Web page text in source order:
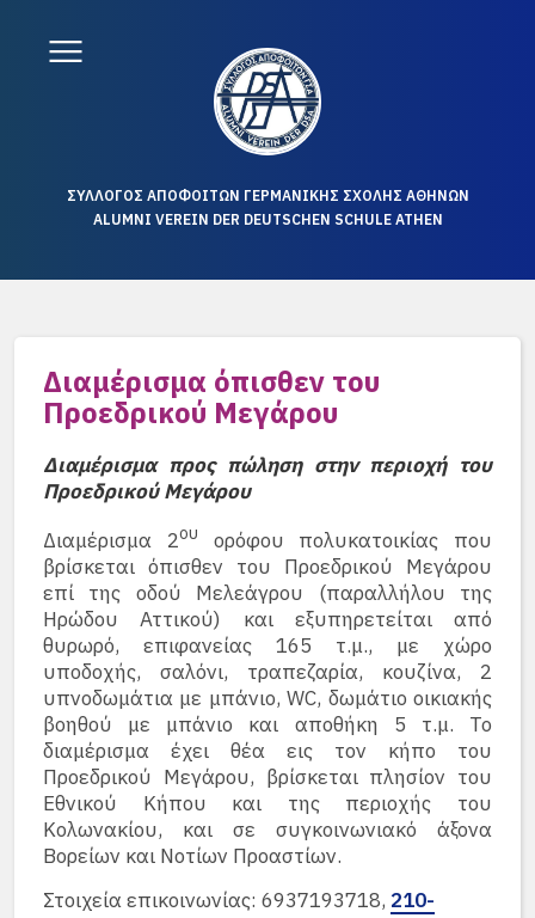
ΣΥΛΛΟΓΟΣ ΑΠΟΦΟΙΤΩΝ ΓΕΡΜΑΝΙΚΗΣ ΣΧΟΛΗΣ ΑΘΗΝΩΝ
ALUMNI VEREIN DER DEUTSCHEN SCHULE ATHEN
Διαμέρισμα όπισθεν του
Προεδρικού Μεγάρου
Διαμέρισμα προς πώληση στην περιοχή του
Προεδρικού Μεγάρου
Διαμέρισμα 2ου
ορόφου πολυκατοικίας που
βρίσκεται όπισθεν του Προεδρικού Μεγάρου
επί της οδού Μελεάγρου (παραλλήλου της
Ηρώδου Αττικού) και εξυπηρετείται από
θυρωρό, επιφανείας 165 τ.μ., με χώρο
υποδοχής, σαλόνι, τραπεζαρία, κουζίνα, 2
υπνοδωμάτια με μπάνιο, WC, δωμάτιο οικιακής
βοηθού με μπάνιο και αποθήκη 5 τ.μ. Το
διαμέρισμα έχει θέα εις τον κήπο του
Προεδρικού Μεγάρου, βρίσκεται πλησίον του
Εθνικού Κήπου και της περιοχής του
Κολωνακίου, και σε συγκοινωνιακό άξονα
Βορείων και Νοτίων Προαστίων.
Στοιχεία επικοινωνίας: 6937193718, 210-